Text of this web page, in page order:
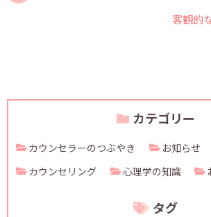
客観的
カテゴリー
カウンセラーのつぶやき
お知らせ
カウンセリング
心理学の知識
タグ